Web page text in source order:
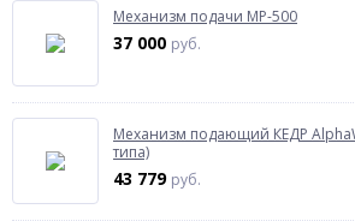
Механизм подачи MP-500
37 000 руб.
Механизм подающий КЕДР
типа)
43 779 руб.